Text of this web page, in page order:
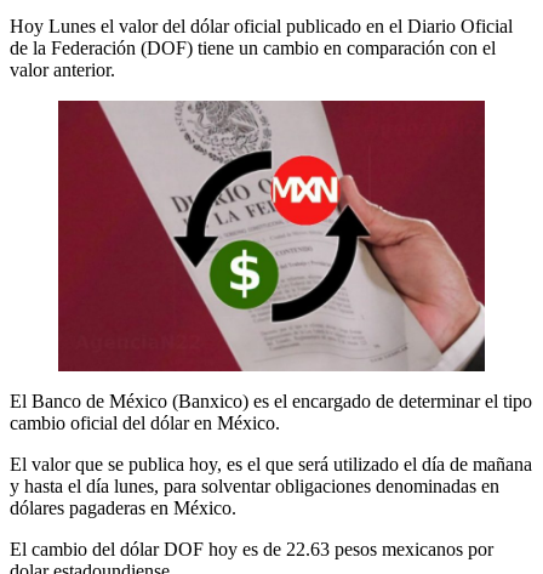
Hoy Lunes el valor del dólar oficial publicado en el Diario Oficial
de la Federación (DOF) tiene un cambio en comparación con el
valor anterior.
El Banco de México (Banxico) es el encargado de determinar el tipo
cambio oficial del dólar en México.
El valor que se publica hoy, es el que será utilizado el día de mañana
y hasta el día lunes, para solventar obligaciones denominadas en
dólares pagaderas en México.
El cambio del dólar DOF hoy es de 22.63 pesos mexicanos por